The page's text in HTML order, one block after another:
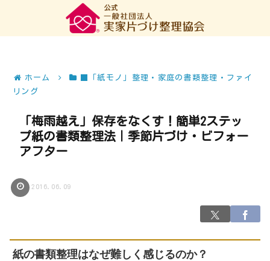
ホーム
■「紙モノ」整理・家庭の書類整理・ファイ
リング
「梅雨越え」保存をなくす！簡単2ステッ
プ紙の書類整理法｜季節片づけ・ビフォー
アフター
2016.06.09
紙の書類整理はなぜ難しく感じるのか？